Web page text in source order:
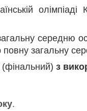
олімпіаді
середню
загальну
(фінальний)з
.